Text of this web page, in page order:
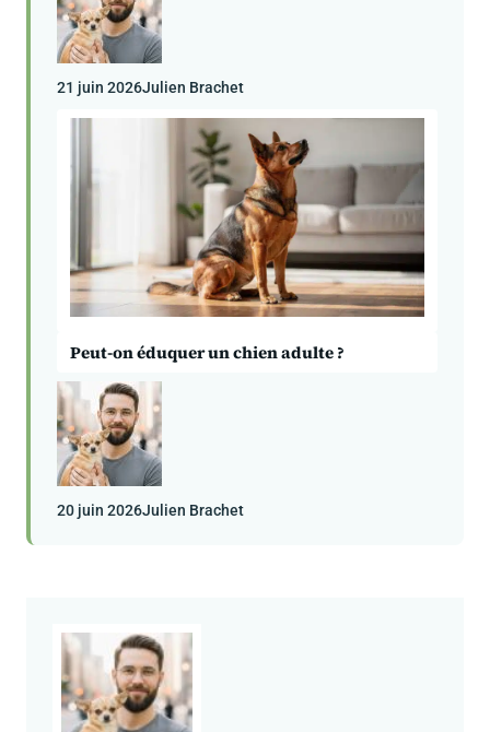
21 juin 2026Julien Brachet
Peut-on éduquer un chien adulte ?
20 juin 2026Julien Brachet